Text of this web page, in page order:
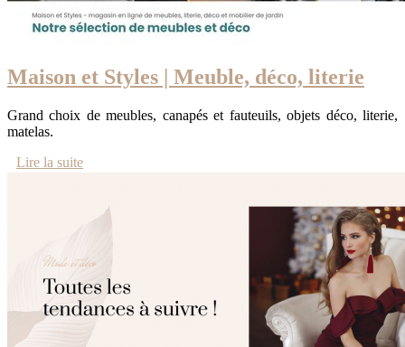
Maison et Styles | Meuble, déco, literie
Grand choix de meubles, canapés et fauteuils, objets déco, literie,
matelas.
Lire la suite